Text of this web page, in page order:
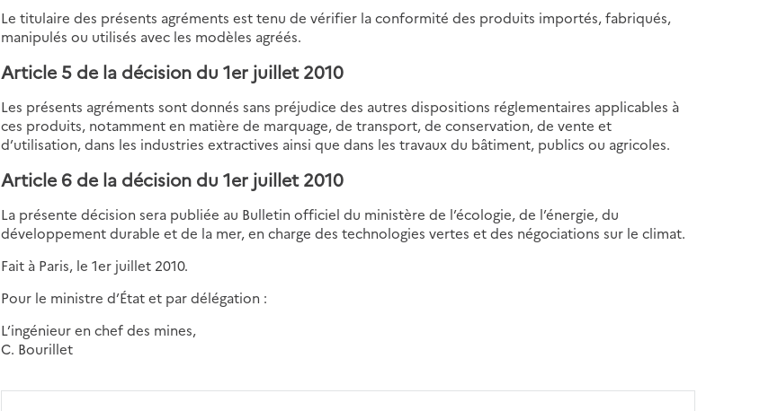
Le titulaire des présents agréments est tenu de vérifier la conformité des produits importés, fabriqués,
manipulés ou utilisés avec les modèles agréés.
Article 5 de la décision du 1er juillet 2010
Les présents agréments sont donnés sans préjudice des autres dispositions réglementaires applicables à
ces produits, notamment en matière de marquage, de transport, de conservation, de vente et
d’utilisation, dans les industries extractives ainsi que dans les travaux du bâtiment, publics ou agricoles.
Article 6 de la décision du 1er juillet 2010
La présente décision sera publiée au Bulletin officiel du ministère de l’écologie, de l’énergie, du
développement durable et de la mer, en charge des technologies vertes et des négociations sur le climat.
Fait à Paris, le 1er juillet 2010.
Pour le ministre d’État et par délégation :
L’ingénieur en chef des mines,
C. Bourillet